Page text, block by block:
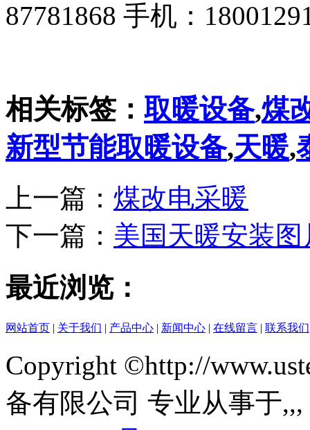
87781868 手机：
相关标签： 取暖设备,煤
新型节能取暖设备,天暖,
上一篇： 煤改电采暖
下一篇： 美国天暖安装图
最近浏览：
网站首页 | 关于我们 | 产品中心 | 新闻中心 | 在线留言 | 联系我们
Copyright ©http://
备有限公司 专业从事于,,